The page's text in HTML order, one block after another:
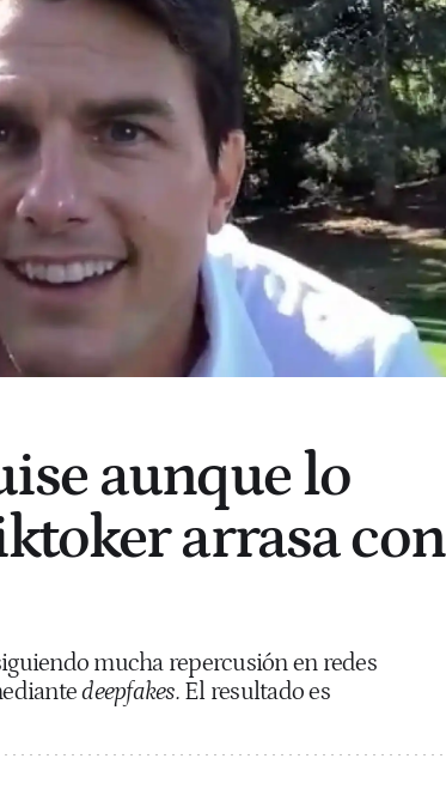
aunque lo
arrasa con
mucha repercusión en redes
deepfakes. El resultado es